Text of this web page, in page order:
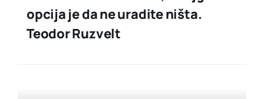
opcija je da ne uradite ništa.
Teodor Ruzvelt